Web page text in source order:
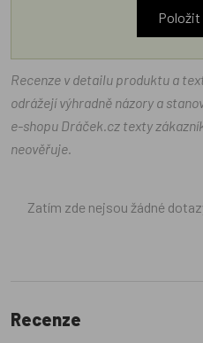
Položit
Recenze v detailu produktu a
odrážejí výhradně názory a
e-shopu Dráček.cz texty
neověřuje.
Zatím zde nejsou žádné
Recenze